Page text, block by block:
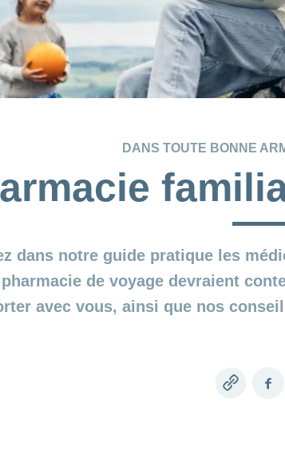
DANS TOUTE BONNE
dans notre guide pratique les
de voyage devraient
avec vous, ainsi que nos
Copy